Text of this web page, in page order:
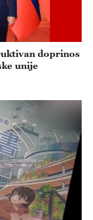
doprinos
unije